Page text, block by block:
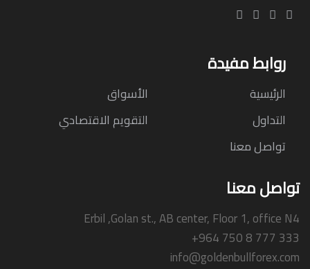
روابط مفيدة
الرئيسية
الأسواق
التداول
التقويم الاقتصادي
تواصل معنا
تواصل معنا
Erbil ,Golan st., AB center, Floor 1, office N4
+964 750 8 777 333
info@goldenbullforex.com